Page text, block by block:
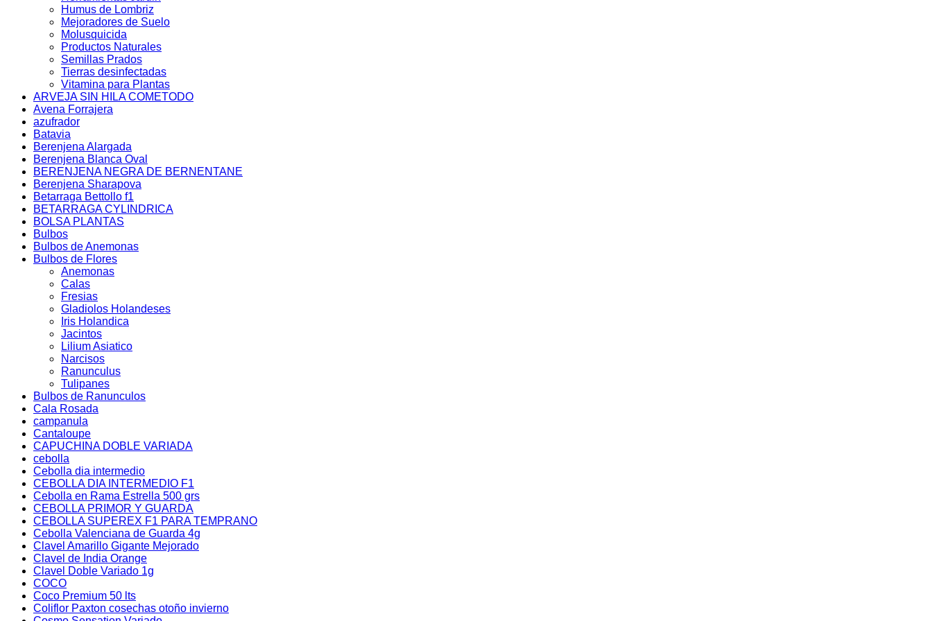
Humus de Lombriz
Mejoradores de Suelo
Molusquicida
Productos Naturales
Semillas Prados
Tierras desinfectadas
Vitamina para Plantas
ARVEJA SIN HILA COMETODO
Avena Forrajera
azufrador
Batavia
Berenjena Alargada
Berenjena Blanca Oval
BERENJENA NEGRA DE BERNENTANE
Berenjena Sharapova
Betarraga Bettollo f1
BETARRAGA CYLINDRICA
BOLSA PLANTAS
Bulbos
Bulbos de Anemonas
Bulbos de Flores
Anemonas
Calas
Fresias
Gladiolos Holandeses
Iris Holandica
Jacintos
Lilium Asiatico
Narcisos
Ranunculus
Tulipanes
Bulbos de Ranunculos
Cala Rosada
campanula
Cantaloupe
CAPUCHINA DOBLE VARIADA
cebolla
Cebolla dia intermedio
CEBOLLA DIA INTERMEDIO F1
Cebolla en Rama Estrella 500 grs
CEBOLLA PRIMOR Y GUARDA
CEBOLLA SUPEREX F1 PARA TEMPRANO
Cebolla Valenciana de Guarda 4g
Clavel Amarillo Gigante Mejorado
Clavel de India Orange
Clavel Doble Variado 1g
COCO
Coco Premium 50 lts
Coliflor Paxton cosechas otoño invierno